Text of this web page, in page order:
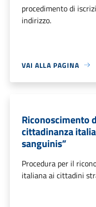
procedimento di
indirizzo.
VAI ALLA PAGINA
Riconoscimento
cittadinanza
sanguinis”
Procedura per il
italiana ai cittadini